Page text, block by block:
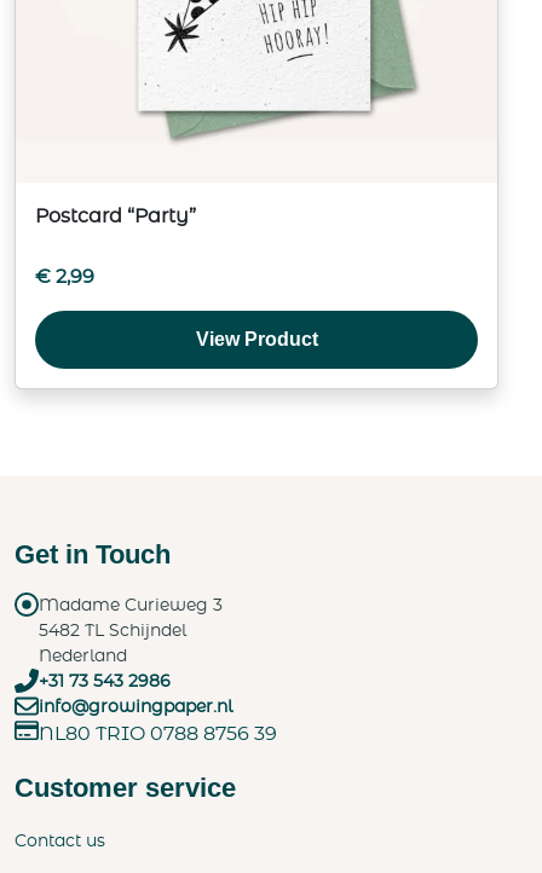
Postcard “Party”
€ 2,99
View Product
Get in Touch
Madame Curieweg 3
5482 TL Schijndel
Nederland
+31 73 543 2986
info@growingpaper.nl
NL80 TRIO 0788 8756 39
Customer service
Contact us